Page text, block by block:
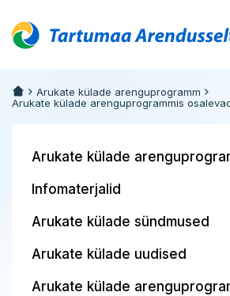
Arukate külade arenguprogramm
Arukate külade arenguprogrammis
Arukate külade
Infomaterjalid
Arukate külade sündmused
Arukate külade uudised
Arukate külade